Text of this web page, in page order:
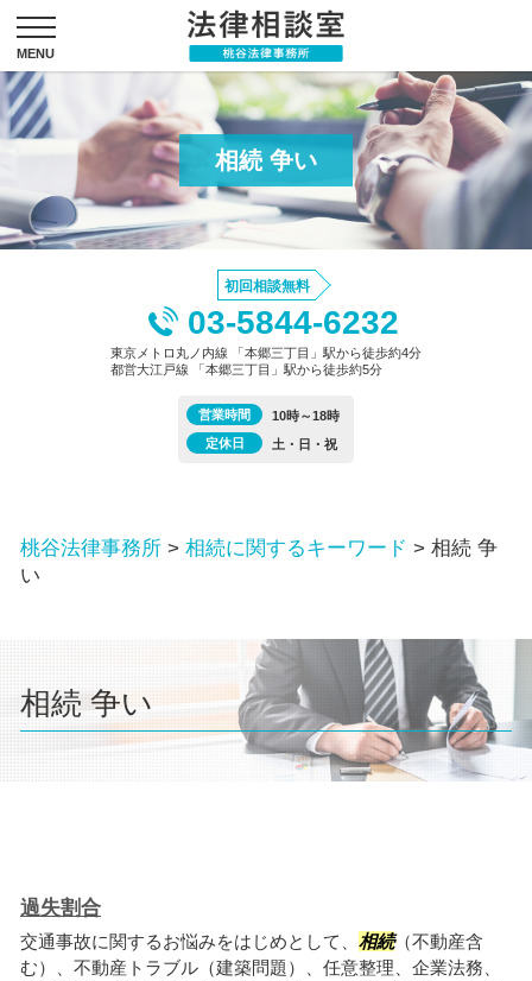
相続 争い
初回相談無料
03-5844-6232
東京メトロ丸ノ内線 「本郷三丁目」駅から徒歩約4分
都営大江戸線 「本郷三丁目」駅から徒歩約5分
営業時間
10時～18時
定休日
土・日・祝
桃谷法律事務所 > 相続に関するキーワード > 相続 争
い
相続 争い
過失割合
交通事故に関するお悩みをはじめとして、 相続（不動産含
む）、不動産トラブル（建築問題）、任意整理、企業法務、